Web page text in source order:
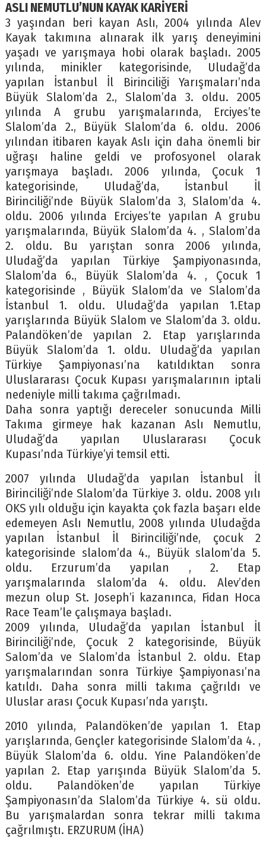
ASLI NEMUTLU’NUN KAYAK KARİYERİ
3 yaşından beri kayan Aslı, 2004 yılında Alev
Kayak takımına alınarak ilk yarış deneyimini
yaşadı ve yarışmaya hobi olarak başladı. 2005
yılında, minikler kategorisinde, Uludağ’da
yapılan İstanbul İl Birinciliği Yarışmaları’nda
Büyük Slalom’da 2., Slalom’da 3. oldu. 2005
yılında A grubu yarışmalarında, Erciyes’te
Slalom’da 2., Büyük Slalom’da 6. oldu. 2006
yılından itibaren kayak Aslı için daha önemli bir
uğraşı haline geldi ve profosyonel olarak
yarışmaya başladı. 2006 yılında, Çocuk 1
kategorisinde, Uludağ’da, İstanbul İl
Birinciliği’nde Büyük Slalom’da 3, Slalom’da 4.
oldu. 2006 yılında Erciyes’te yapılan A grubu
yarışmalarında, Büyük Slalom’da 4. , Slalom’da
2. oldu. Bu yarıştan sonra 2006 yılında,
Uludağ’da yapılan Türkiye Şampiyonasında,
Slalom’da 6., Büyük Slalom’da 4. , Çocuk 1
kategorisinde , Büyük Slalom’da ve Slalom’da
İstanbul 1. oldu. Uludağ’da yapılan 1.Etap
yarışlarında Büyük Slalom ve Slalom’da 3. oldu.
Palandöken’de yapılan 2. Etap yarışlarında
Büyük Slalom’da 1. oldu. Uludağ’da yapılan
Türkiye Şampiyonası’na katıldıktan sonra
Uluslararası Çocuk Kupası yarışmalarının iptali
nedeniyle milli takıma çağrılmadı.
Daha sonra yaptığı dereceler sonucunda Milli
Takıma girmeye hak kazanan Aslı Nemutlu,
Uludağ’da yapılan Uluslararası Çocuk
Kupası’nda Türkiye’yi temsil etti.
2007 yılında Uludağ’da yapılan İstanbul İl
Birinciliği’nde Slalom’da Türkiye 3. oldu. 2008 yılı
OKS yılı olduğu için kayakta çok fazla başarı elde
edemeyen Aslı Nemutlu, 2008 yılında Uludağda
yapılan İstanbul İl Birinciliği’nde, çocuk 2
kategorisinde slalom’da 4., Büyük slalom’da 5.
oldu. Erzurum’da yapılan , 2. Etap
yarışmalarında slalom’da 4. oldu. Alev’den
mezun olup St. Joseph’i kazanınca, Fidan Hoca
Race Team’le çalışmaya başladı.
2009 yılında, Uludağ’da yapılan İstanbul İl
Birinciliği’nde, Çocuk 2 kategorisinde, Büyük
Salom’da ve Slalom’da İstanbul 2. oldu. Etap
yarışmalarından sonra Türkiye Şampiyonası’na
katıldı. Daha sonra milli takıma çağrıldı ve
Uluslar arası Çocuk Kupası’nda yarıştı.
2010 yılında, Palandöken’de yapılan 1. Etap
yarışlarında, Gençler kategorisinde Slalom’da 4. ,
Büyük Slalom’da 6. oldu. Yine Palandöken’de
yapılan 2. Etap yarışında Büyük Slalom’da 5.
oldu. Palandöken’de yapılan Türkiye
Şampiyonasın’da Slalom’da Türkiye 4. sü oldu.
Bu yarışmalardan sonra tekrar milli takıma
çağrılmıştı. ERZURUM (İHA)